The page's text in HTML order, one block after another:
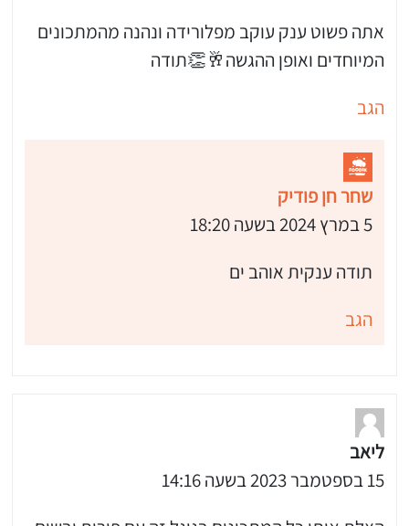
שלי "פודיק" כמנויים עוד היום!
כמנויים ותלחצו על הפעמון תקבלו התראה לטלפון הנייד ברגע שעולה מתכון חדש לערוץ,
אתה פשוט ענק עוקב מפלורידה ונהנה מהמתכונים
המיוחדים ואופן ההגשה🥂👏תודה
הגב
שחר חן פודיק
5 במרץ 2024 בשעה 18:20
תודה ענקית אוהב ים
הגב
ליאב
15 בספטמבר 2023 בשעה 14:16